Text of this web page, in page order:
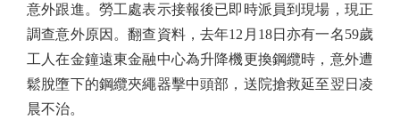
意外跟進。勞工處表示接報後已即時派員到現場，現正
調查意外原因。翻查資料，去年12月18日亦有一名59歲
工人在金鐘遠東金融中心為升降機更換鋼纜時，意外遭
鬆脫墮下的鋼纜夾繩器擊中頭部，送院搶救延至翌日凌
晨不治。